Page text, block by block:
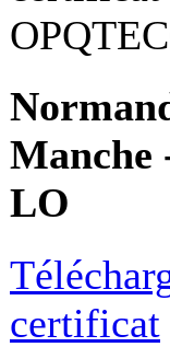
Manche
LO
certificat